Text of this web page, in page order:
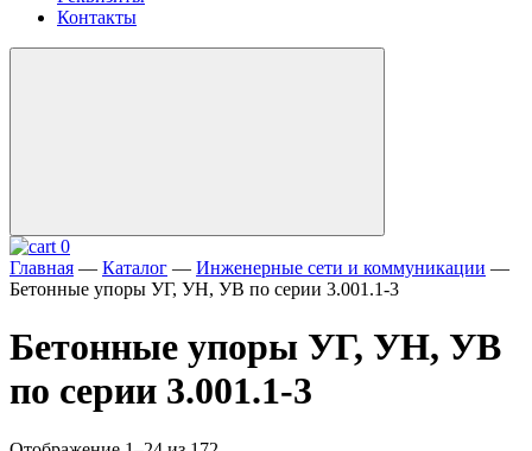
Контакты
0
Главная — Каталог — Инженерные сети и коммуникации —
Бетонные упоры УГ, УН, УВ по серии 3.001.1-3
Бетонные упоры УГ, УН, УВ
по серии 3.001.1-3